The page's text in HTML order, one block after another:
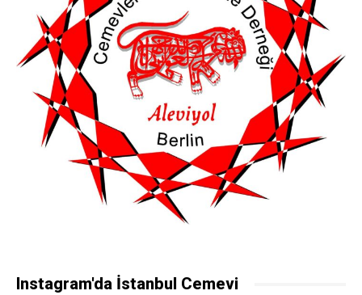
Instagram'da İstanbul Cemevi